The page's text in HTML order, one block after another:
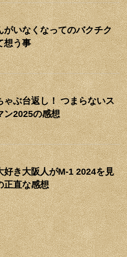
がいなくなってのバクチク
想う事
ゃぶ台返し！ つまらないス
ン2025の感想
好き大阪人がM-1 2024を見
正直な感想